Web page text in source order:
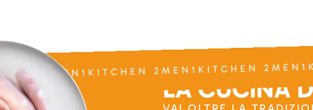
2MEN1KITCHEN 2MEN1KITCHEN
LA CUCINA